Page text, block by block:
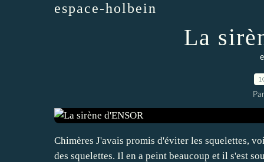
espace-holbein
La
Chimères J'avais promis d'éviter les squelettes,
des squelettes. Il en a peint beaucoup et il s'est